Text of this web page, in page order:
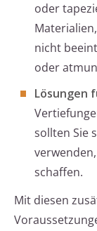
oder
nicht
oder
Lösungen
sollten Sie
schaffen.
Mit diesen